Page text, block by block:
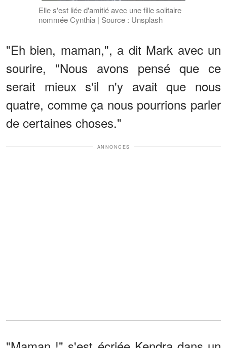
Elle s'est liée d'amitié avec une fille solitaire
nommée Cynthia | Source : Unsplash
"Eh bien, maman,", a dit Mark avec un
sourire, "Nous avons pensé que ce
serait mieux s'il n'y avait que nous
quatre, comme ça nous pourrions parler
de certaines choses."
ANNONCES